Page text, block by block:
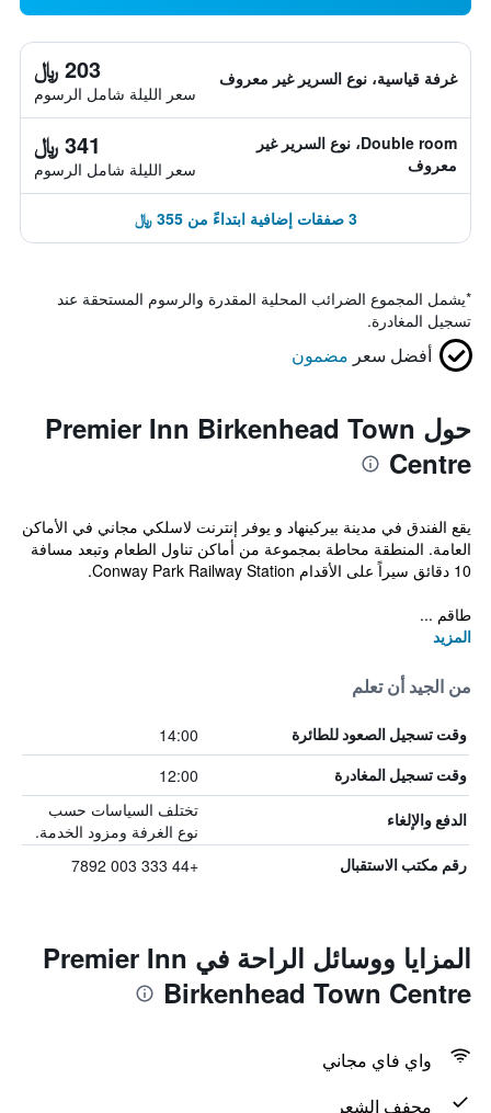
غرفة قياسية، نوع السرير غير معروف 203 ﷼
سعر الليلة شامل الرسوم
Double room، نوع السرير غير
معروف
341 ﷼
سعر الليلة شامل الرسوم
3 صفقات إضافية ابتداءً من 355 ﷼
*يشمل المجموع الضرائب المحلية المقدرة والرسوم المستحقة عند
تسجيل المغادرة.
أفضل سعر مضمون
حول Premier Inn Birkenhead Town
Centre
يقع الفندق في مدينة بيركينهاد و يوفر إنترنت لاسلكي مجاني في الأماكن
العامة. المنطقة محاطة بمجموعة من أماكن تناول الطعام وتبعد مسافة
10 دقائق سيراً على الأقدام Conway Park Railway Station.
طاقم ...
المزيد
من الجيد أن تعلم
وقت تسجيل الصعود للطائرة 14:00
وقت تسجيل المغادرة 12:00
الدفع والإلغاء
تختلف السياسات حسب
نوع الغرفة ومزود الخدمة.
رقم مكتب الاستقبال +44 333 003 7892
المزايا ووسائل الراحة في Premier Inn
Birkenhead Town Centre
واي فاي مجاني
مجفف الشعر